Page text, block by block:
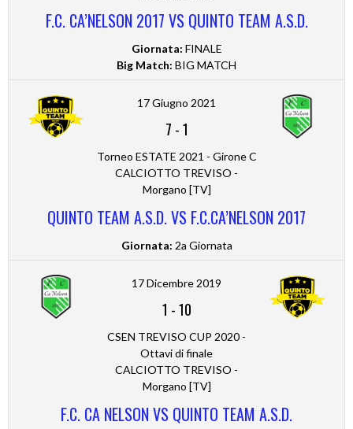
F.C. CA’NELSON 2017 VS QUINTO TEAM A.S.D.
Giornata: FINALE
Big Match: BIG MATCH
17 Giugno 2021
7 -1
Torneo ESTATE 2021 - Girone C
CALCIOTTO TREVISO -
Morgano [TV]
QUINTO TEAM A.S.D. VS F.C.CA’NELSON 2017
Giornata: 2a Giornata
17 Dicembre 2019
1 -10
CSEN TREVISO CUP 2020 -
Ottavi di finale
CALCIOTTO TREVISO -
Morgano [TV]
F.C. CA NELSON VS QUINTO TEAM A.S.D.